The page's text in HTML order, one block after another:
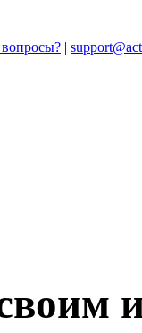
вопросы? |